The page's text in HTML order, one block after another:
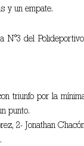
y un empate.
del
triunfo por la
punto.
2- Jonathan